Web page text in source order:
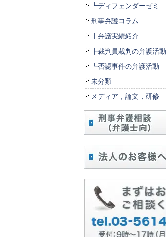
┗ディフェンダーゼミ
刑事弁護コラム
┣弁護実績紹介
┣裁判員裁判の弁護活動
┗否認事件の弁護活動
未分類
メディア，論文，研修